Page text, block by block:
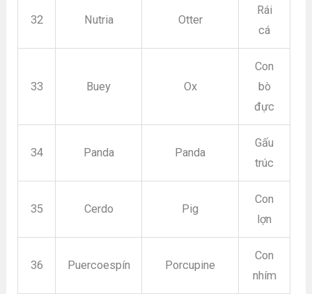
32 Nutria Otter
Rái
cá
33 Buey Ox
Con
bò
đực
34 Panda Panda
Gấu
trúc
35 Cerdo Pig
Con
lợn
36 Puercoespín Porcupine
Con
nhím